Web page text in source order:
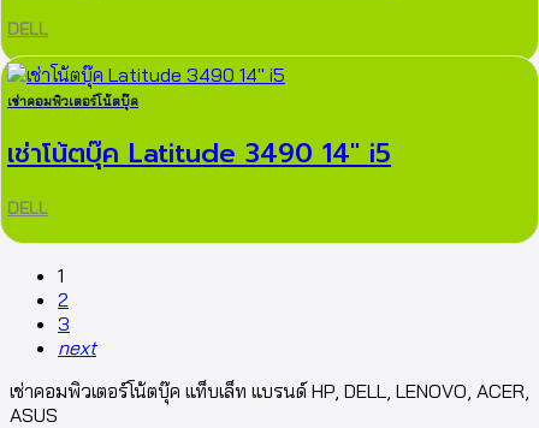
DELL
เช่าคอมพิวเตอร์โน้ตบุ๊ค
เช่าโน้ตบุ๊ค Latitude 3490 14″ i5
DELL
1
2
3
next
เช่าคอมพิวเตอร์โน้ตบุ๊ค แท็บเล็ท แบรนด์ HP, DELL, LENOVO, ACER,
ASUS